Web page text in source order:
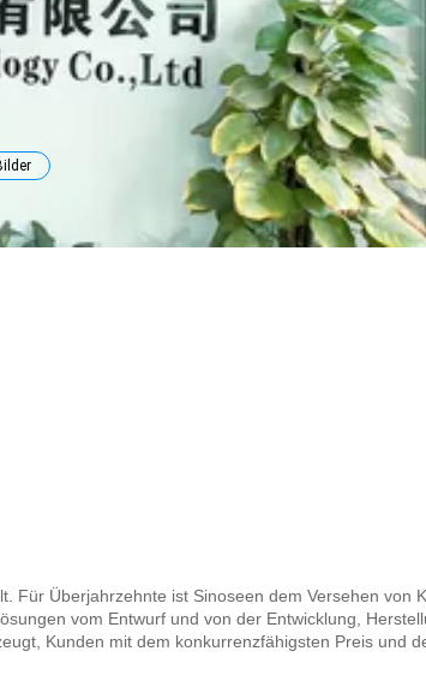
Für Überjahrzehnte ist Sinoseen dem Versehen von
vom Entwurf und von der Entwicklung,
Kunden mit dem konkurrenzfähigsten Preis und